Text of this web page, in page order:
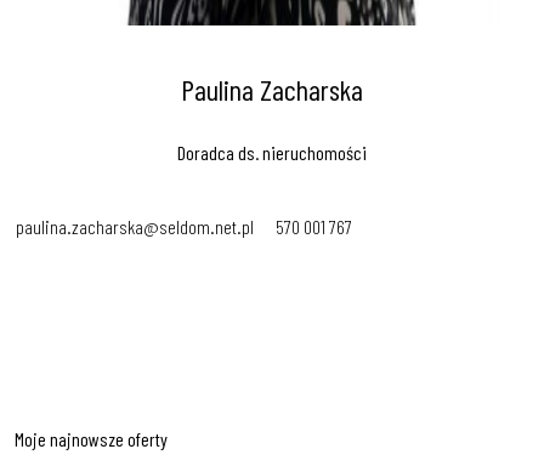
Paulina Zacharska
Doradca ds. nieruchomości
paulina.zacharska@seldom.net.pl 570 001 767
Moje najnowsze oferty